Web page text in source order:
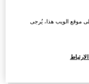
موقع الويب هذا، يُرجى